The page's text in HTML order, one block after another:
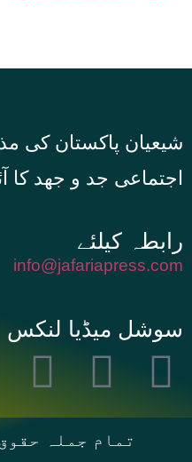
شیعیان پاکستان کی
اجتماعی جد و جهد کا
info@jafariapress.com​
سوشل میڈیا لنکس
©2022 تمام جملہ